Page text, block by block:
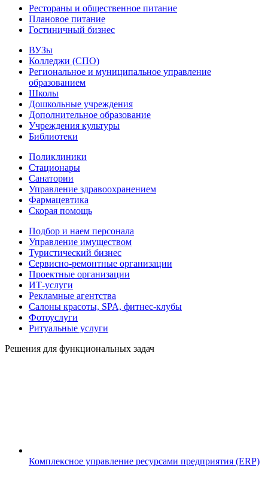
Рестораны и общественное питание
Плановое питание
Гостиничный бизнес
ВУЗы
Колледжи (СПО)
Региональное и муниципальное управление
образованием
Школы
Дошкольные учреждения
Дополнительное образование
Учреждения культуры
Библиотеки
Поликлиники
Стационары
Санатории
Управление здравоохранением
Фармацевтика
Скорая помощь
Подбор и наем персонала
Управление имуществом
Туристический бизнес
Сервисно-ремонтные организации
Проектные организации
ИТ-услуги
Рекламные агентства
Салоны красоты, SPA, фитнес-клубы
Фотоуслуги
Ритуальные услуги
Решения для функциональных задач
Комплексное управление ресурсами предприятия (ERP)